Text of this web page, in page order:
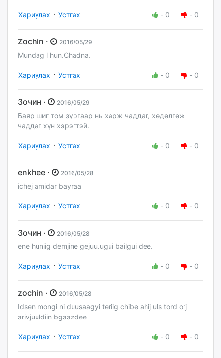
Хариулах · Устгах - 0 - 0
Zochin · 2016/05/29
Mundag l hun.Chadna.
Хариулах · Устгах - 0 - 0
Зочин · 2016/05/29
Баяр шиг том зургаар нь харж чаддаг, хөдөлгөж
чаддаг хүн хэрэгтэй.
Хариулах · Устгах - 0 - 0
enkhee · 2016/05/28
ichej amidar bayraa
Хариулах · Устгах - 0 - 0
Зочин · 2016/05/28
ene huniig demjine gejuu.ugui bailgui dee.
Хариулах · Устгах - 0 - 0
zochin · 2016/05/28
Idsen mongi ni duusaagyi teriig chibe ahij uls tord orj
arivjuuldiin bgaazdee
Хариулах · Устгах - 0 - 0